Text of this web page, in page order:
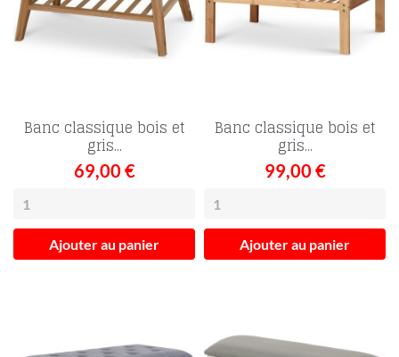
Banc classique bois et
gris...
69,00 €
Ajouter au panier
Banc classique bois et
gris...
99,00 €
Ajouter au panier